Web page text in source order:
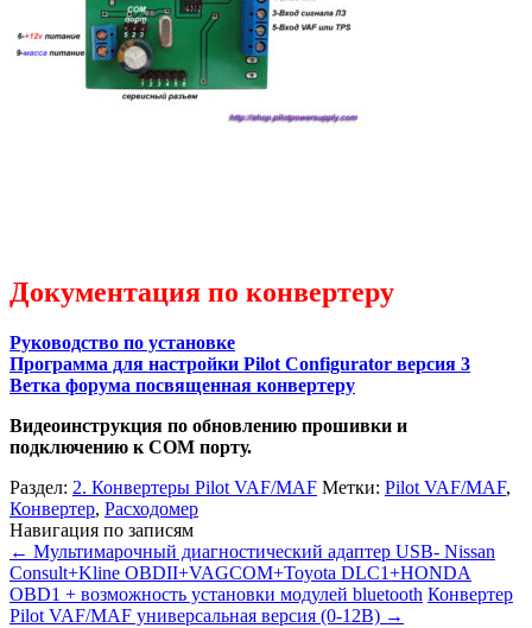
Документация по конвертеру
Руководство по установке
Программа для настройки Pilot Configurator версия 3
Ветка форума посвященная конвертеру
Видеоинструкция по обновлению прошивки и
подключению к COM порту.
Раздел: 2. Конвертеры Pilot VAF/MAF Метки: Pilot VAF/MAF,
Конвертер, Расходомер
Навигация по записям
← Мультимарочный диагностический адаптер USB- Nissan
Consult+Kline OBDII+VAGCOM+Toyota DLC1+HONDA
OBD1 + возможность установки модулей bluetooth Конвертер
Pilot VAF/MAF универсальная версия (0-12В) →